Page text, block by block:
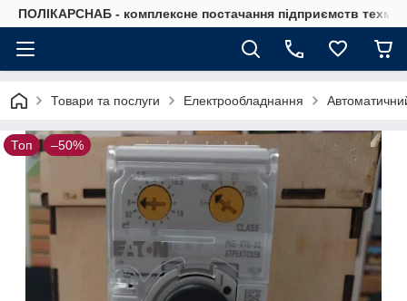
ПОЛІКАРСНАБ - комплексне постачання підприємств
Товари та послуги Електрообладнання
Топ –50%